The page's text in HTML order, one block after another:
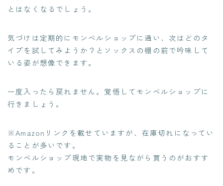
とはなくなるでしょう。
気づけは定期的にモンベルショップに通い、次はどのタ
イプを試してみようか？とソックスの棚の前で吟味して
いる姿が想像できます。
一度入ったら戻れません。覚悟してモンベルショップに
行きましょう。
※Amazonリンクを載せていますが、在庫切れになってい
ることが多いです。
モンベルショップ現地で実物を見ながら買うのがおすす
めです。